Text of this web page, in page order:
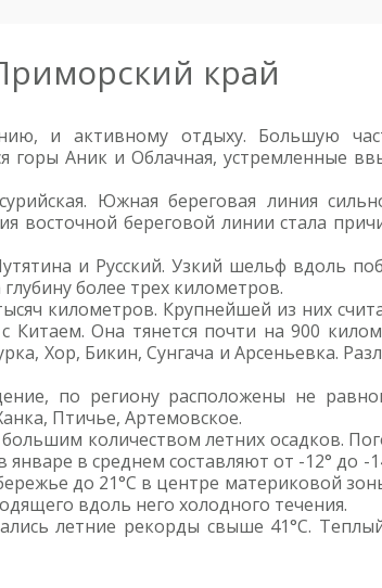
край
и активному отдыху. Большую
Аник и Облачная, устремленные
Южная береговая линия
восточной береговой линии стала
и Русский. Узкий шельф вдоль
более трех километров.
километров. Крупнейшей из них
Она тянется почти на 900
Хор, Бикин, Сунгача и Арсеньевка.
по региону расположены не
Птичье, Артемовское.
количеством летних осадков.
в среднем составляют от -12° до -
до 21°C в центре материковой
вдоль него холодного течения.
летние рекорды свыше 41°C.